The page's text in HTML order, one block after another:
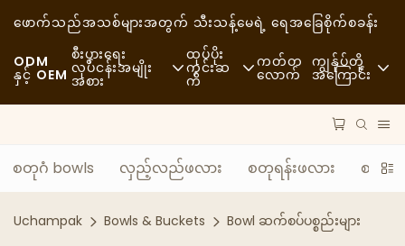
ဖောက်သည်အသစ်များအတွက် သီးသန့်မေရဲ့ ရေအခြေစိုက်စခန်း
ODM
နှင့် OEM
စီးပွားရေး
လုပ်ငန်းအမျိုး
အစား
အမြန်ပြင်အစားအစာ
အဆင့်မြင့်စားသောက်ဆိုင်
ကော်ဖီဆိုင်များနှင့် ကော်ဖီဆိုင်များ
ထုပ်ပိုး
ကွင်းဆ
က်
ကုန်ကြမ်းပစ္စည်းများ
လုပ်ငန်းစဉ်
နည်းပညာ
ကတ်တ
လောက်
ကျွန်ုပ်တို့
အကြောင်း
ဖြစ်ရပ်များ
FAQS
စတုဂံ bowls လှည့်လည်ဖလား စတုရန်းဖလား စက္ကူပုံ
Uchampak Bowls & Buckets Bowl ဆက်စပ်ပစ္စည်းများ